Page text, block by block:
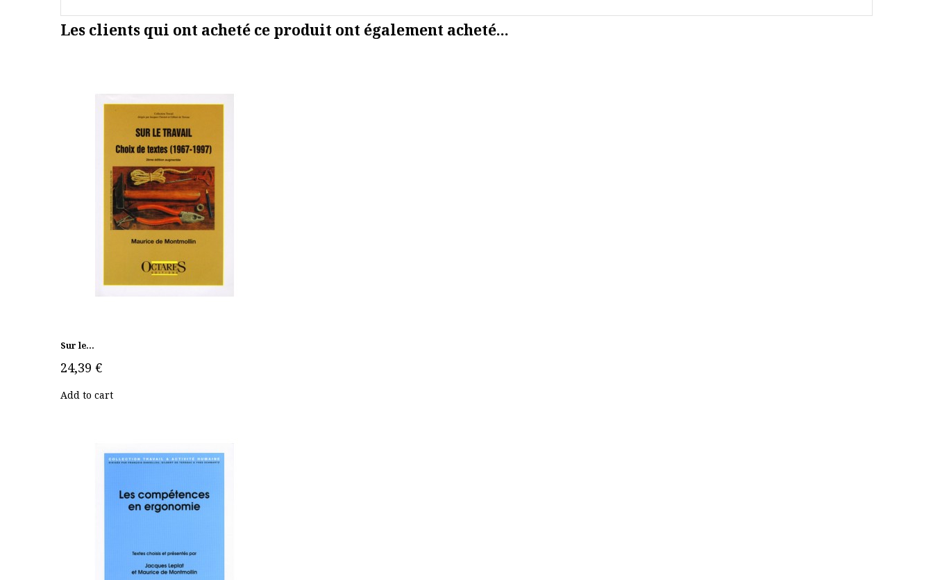
Les clients qui ont acheté ce produit ont également acheté...
Sur le...
24,39 €
Add to cart